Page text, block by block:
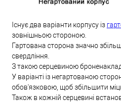
Існує два варіанти корпусу із
зовнішньою стороною.
Гартована сторона значно
свердління.
З такою серцевиною
У варіанті із негартованою
обов'язковою, щоб збільшити
Також в кожній серцевині